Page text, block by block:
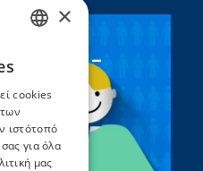
ΣEEN –
×
cookies
ιστότοπό
για όλα
μας